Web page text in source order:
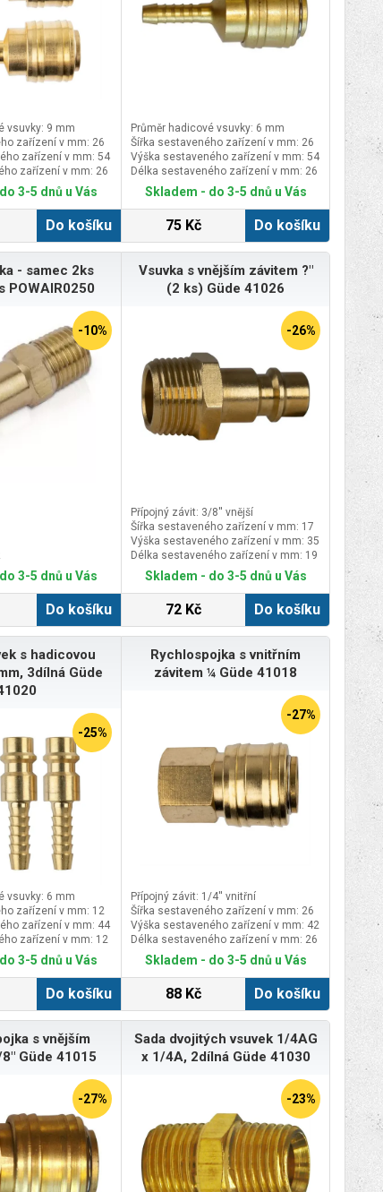
vsuvky: 9 mm
zařízení v mm: 26
zařízení v mm: 54
zařízení v mm: 26
3-5 dnů u Vás
Do košíku
Průměr hadicové vsuvky: 6 mm
Šířka sestaveného zařízení v mm: 26
Výška sestaveného zařízení v mm: 54
Délka sestaveného zařízení v mm: 26
Skladem - do 3-5 dnů u Vás
75 Kč Do košíku
- samec 2ks
POWAIR0250
-10%
3-5 dnů u Vás
Do košíku
Vsuvka s vnějším závitem ?"
(2 ks) Güde 41026
-26%
Přípojný závit: 3/8'' vnější
Šířka sestaveného zařízení v mm: 17
Výška sestaveného zařízení v mm: 35
Délka sestaveného zařízení v mm: 19
Skladem - do 3-5 dnů u Vás
72 Kč Do košíku
s hadicovou
3dílná Güde
-25%
vsuvky: 6 mm
zařízení v mm: 12
zařízení v mm: 44
zařízení v mm: 12
3-5 dnů u Vás
Do košíku
Rychlospojka s vnitřním
závitem ¼ Güde 41018
-27%
Přípojný závit: 1/4'' vnitřní
Šířka sestaveného zařízení v mm: 26
Výška sestaveného zařízení v mm: 42
Délka sestaveného zařízení v mm: 26
Skladem - do 3-5 dnů u Vás
88 Kč Do košíku
s vnějším
Güde 41015
-27%
Sada dvojitých vsuvek 1/4AG
x 1/4A, 2dílná Güde 41030
-23%